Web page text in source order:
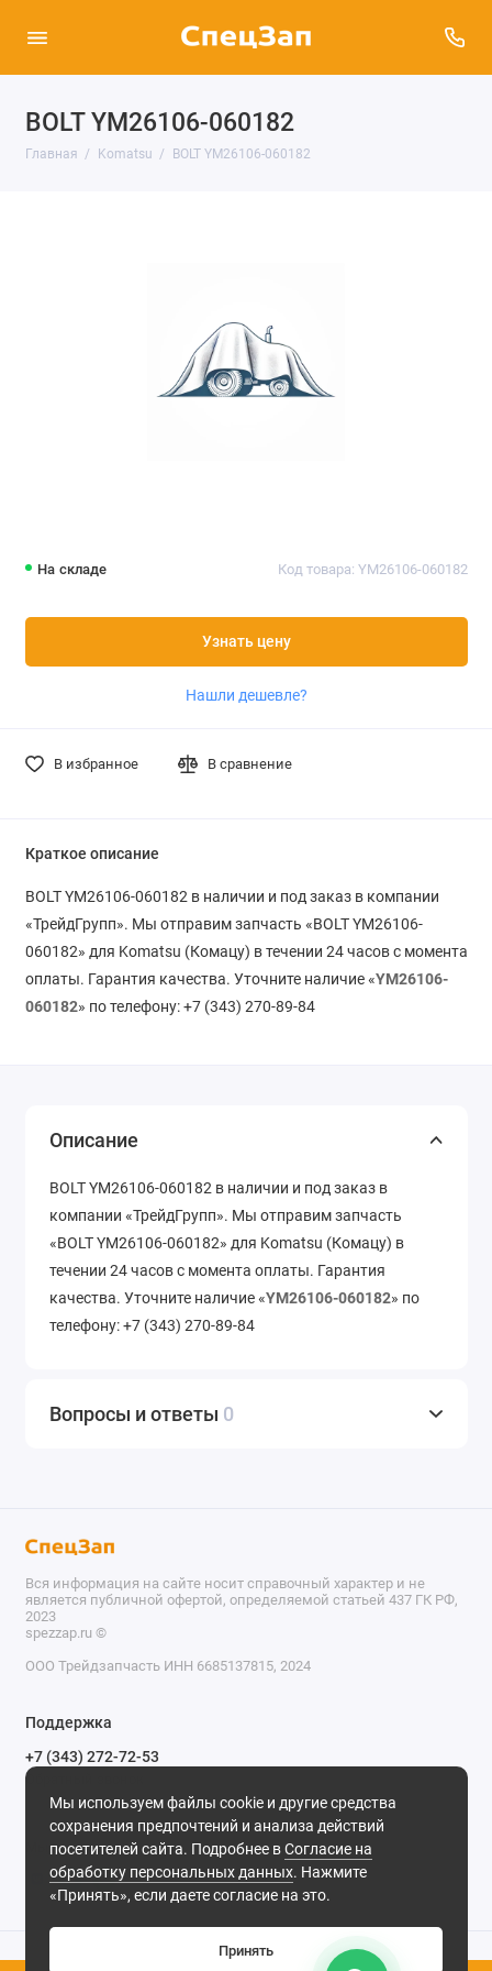
BOLT YM26106-060182
Главная Komatsu BOLT YM26106-060182
На складе Код товара: YM26106-060182
Узнать цену
Нашли дешевле?
В избранное В сравнение
Краткое описание
BOLT YM26106-060182 в наличии и под заказ в компании
«ТрейдГрупп». Мы отправим запчасть «BOLT YM26106-
060182» для Komatsu (Комацу) в течении 24 часов с момента
оплаты. Гарантия качества. Уточните наличие «YM26106-
060182» по телефону: +7 (343) 270-89-84
Описание
BOLT YM26106-060182 в наличии и под заказ в
компании «ТрейдГрупп». Мы отправим запчасть
«BOLT YM26106-060182» для Komatsu (Комацу) в
течении 24 часов с момента оплаты. Гарантия
качества. Уточните наличие «YM26106-060182» по
телефону: +7 (343) 270-89-84
Вопросы и ответы 0
Мы используем файлы cookie и другие средства
сохранения предпочтений и анализа действий
посетителей сайта. Подробнее вСогласие на
обработку персональных данных. Нажмите
«Принять», если даете согласие на это.
Принять
Вся информация на сайте носит справочный характер и не
является публичной офертой, определяемой статьей 437 ГК РФ,
2023
spezzap.ru ©️
ООО Трейдзапчасть ИНН 6685137815, 2024
Поддержка
+7 (343) 272-72-53
Обратный звонок
620030, г. Екатеринбург, ул. Карьерная, д. 14, оф. 14.
Мы в сети